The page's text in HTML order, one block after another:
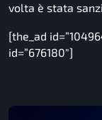
volta è stata
[the_ad
id=”676180″]